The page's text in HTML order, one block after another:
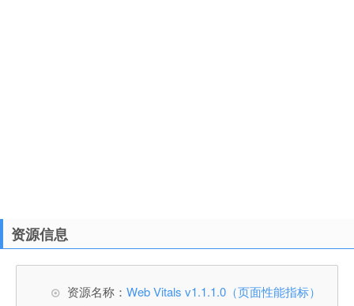
资源信息
资源名称： Web Vitals v1.1.1.0（页面性能指标）